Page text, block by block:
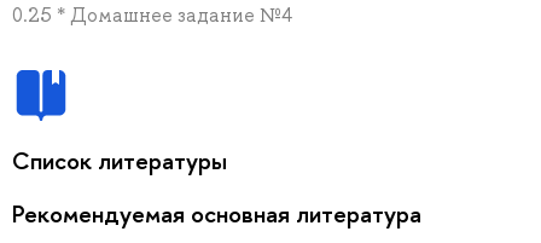
0.25 * Домашнее задание №4
Список литературы
Рекомендуемая основная литература